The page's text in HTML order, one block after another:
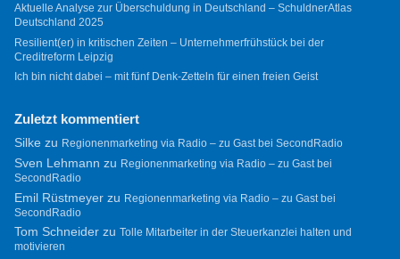
Aktuelle Analyse zur Überschuldung in Deutschland – SchuldnerAtlas
Deutschland 2025
Resilient(er) in kritischen Zeiten – Unternehmerfrühstück bei der
Creditreform Leipzig
Ich bin nicht dabei – mit fünf Denk-Zetteln für einen freien Geist
Zuletzt kommentiert
Silkezu Regionenmarketing via Radio – zu Gast bei SecondRadio
Sven Lehmann zu Regionenmarketing via Radio – zu Gast bei
SecondRadio
Emil Rüstmeyerzu Regionenmarketing via Radio – zu Gast bei
SecondRadio
Tom Schneiderzu Tolle Mitarbeiter in der Steuerkanzlei halten und
motivieren